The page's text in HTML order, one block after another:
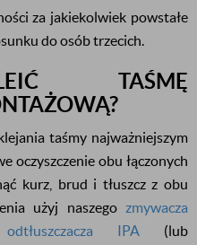
za jakiekolwiek powstałe
do osób trzecich.
TAŚMĘ
taśmy najważniejszym
oczyszczenie obu łączonych
kurz, brud i tłuszcz z obu
użyj naszego zmywacza
odtłuszczacza IPA(lub